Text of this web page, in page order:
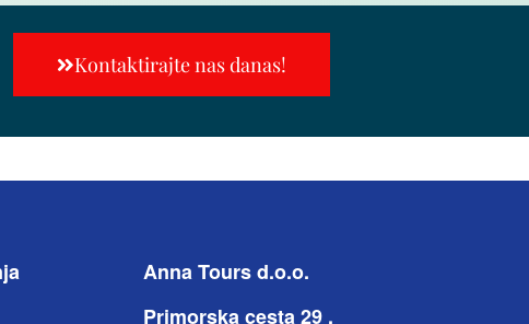
Kontaktirajte nas danas!
Anna Tours d.o.o.
Primorska cesta 29 ,